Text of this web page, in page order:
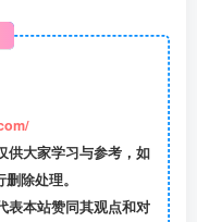
供大家学习与参考，如
除处理。
表本站赞同其观点和对